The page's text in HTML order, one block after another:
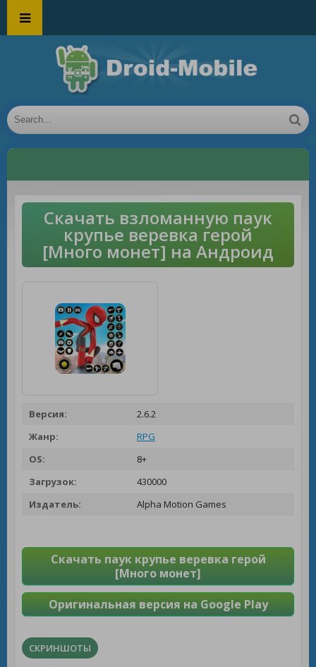
Скачать взломанную паук
крупье веревка герой
[Много монет] на Андроид
Версия:
2.6.2
Жанр:
RPG
OS:
8+
Загрузок:
430000
Издатель:
Alpha Motion Games
Скачать паук крупье веревка герой
[Много монет]
Оригинальная версия на Google Play
СКРИНШОТЫ